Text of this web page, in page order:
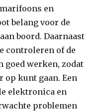
en
belang voor de
boord. Daarnaast
controleren of de
goed werken, zodat
op kunt gaan. Een
elektronica en
problemen